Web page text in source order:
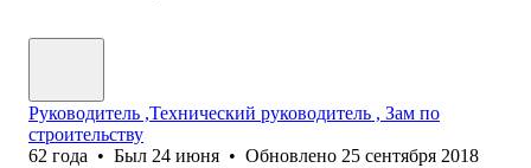
Руководитель ,Технический руководитель , Зам по
строительству
62 года • Был 24 июня • Обновлено 25 сентября 2018